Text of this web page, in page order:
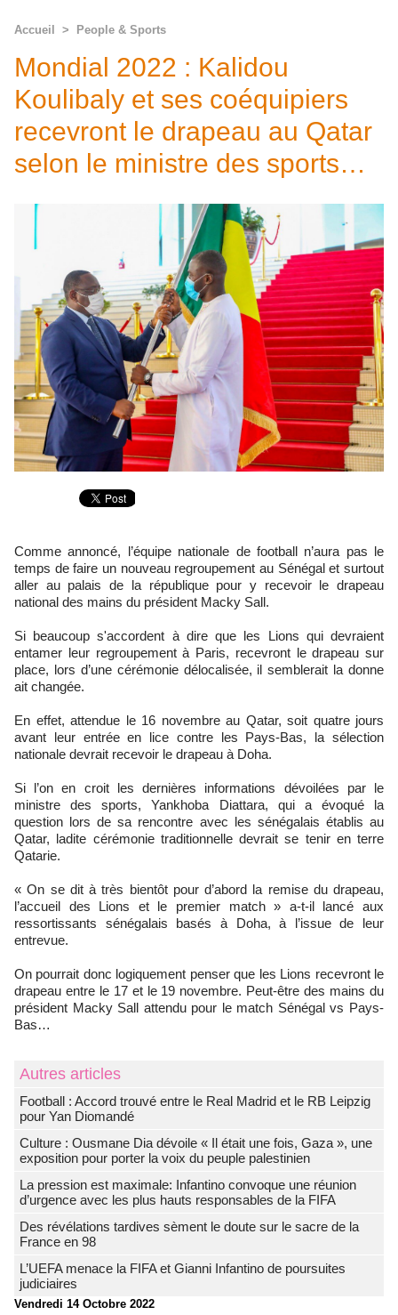
Accueil > People & Sports
Mondial 2022 : Kalidou
Koulibaly et ses coéquipiers
recevront le drapeau au Qatar
selon le ministre des sports…
Comme annoncé, l’équipe nationale de football n’aura pas le
temps de faire un nouveau regroupement au Sénégal et surtout
aller au palais de la république pour y recevoir le drapeau
national des mains du président Macky Sall.
Si beaucoup s'accordent à dire que les Lions qui devraient
entamer leur regroupement à Paris, recevront le drapeau sur
place, lors d’une cérémonie délocalisée, il semblerait la donne
ait changée.
En effet, attendue le 16 novembre au Qatar, soit quatre jours
avant leur entrée en lice contre les Pays-Bas, la sélection
nationale devrait recevoir le drapeau à Doha.
Si l’on en croit les dernières informations dévoilées par le
ministre des sports, Yankhoba Diattara, qui a évoqué la
question lors de sa rencontre avec les sénégalais établis au
Qatar, ladite cérémonie traditionnelle devrait se tenir en terre
Qatarie.
« On se dit à très bientôt pour d’abord la remise du drapeau,
l’accueil des Lions et le premier match » a-t-il lancé aux
ressortissants sénégalais basés à Doha, à l’issue de leur
entrevue.
On pourrait donc logiquement penser que les Lions recevront le
drapeau entre le 17 et le 19 novembre. Peut-être des mains du
président Macky Sall attendu pour le match Sénégal vs Pays-
Bas…
Autres articles
Football : Accord trouvé entre le Real Madrid et le RB Leipzig
pour Yan Diomandé
Culture : Ousmane Dia dévoile « Il était une fois, Gaza », une
exposition pour porter la voix du peuple palestinien
La pression est maximale: Infantino convoque une réunion
d’urgence avec les plus hauts responsables de la FIFA
Des révélations tardives sèment le doute sur le sacre de la
France en 98
L’UEFA menace la FIFA et Gianni Infantino de poursuites
judiciaires
Vendredi 14 Octobre 2022